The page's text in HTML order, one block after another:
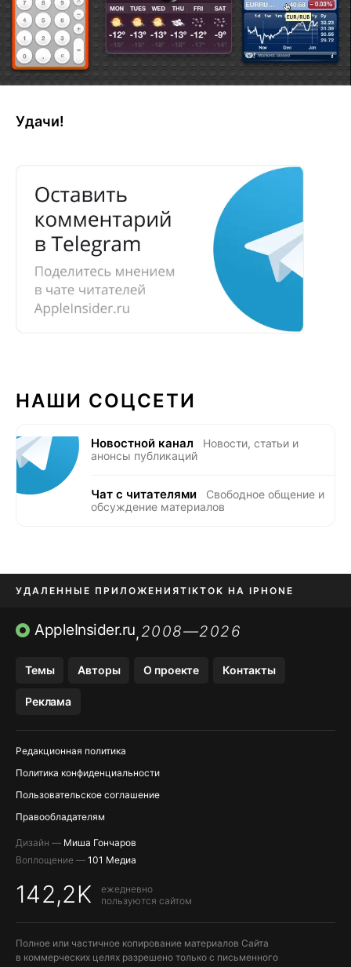
Удачи!
НАШИ СОЦСЕТИ
Новостной канал
Новости, статьи и
анонсы публикаций
Чат с читателями
Свободное общение и
обсуждение материалов
УДАЛЕННЫЕ ПРИЛОЖЕНИЯTIKTOK НА IPHONE
ПРИЛОЖЕНИЯ БЕЗ APP STORE
AppleInsider.ru,2008—2026
Темы Авторы О проекте Контакты
Реклама
Редакционная политика
Политика конфиденциальности
Пользовательское соглашение
Правообладателям
Дизайн — Миша Гончаров
Воплощение — 101 Медиа
142,2K
ежедневно
пользуются сайтом
Полное или частичное копирование материалов Сайта
в коммерческих целях разрешено только с письменного